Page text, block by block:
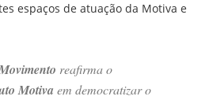
espaços de atuação da Motiva e
reafirma o
Motiva em democratizar o